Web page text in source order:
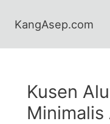
KangAsep.com
Kusen